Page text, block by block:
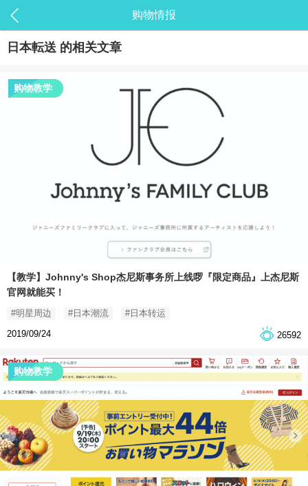
购物情报
日本転送 的相关文章
购物教学
【教学】Johnny's Shop杰尼斯事务所上线啰『限定商品』上杰尼斯
官网就能买！
#明星周边 #日本潮流
#日本转运
2019/09/24
26592
购物教学